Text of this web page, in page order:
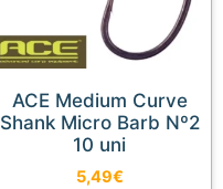
ACE Medium Curve
Shank Micro Barb Nº2
10 uni
5,49€